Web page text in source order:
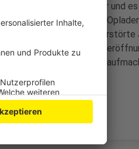
schon wieder nutzbar und
hat es auch zwei
gibt. Auch für das zerstörte
Zeitplan für eine
jetzt diesen Sommer